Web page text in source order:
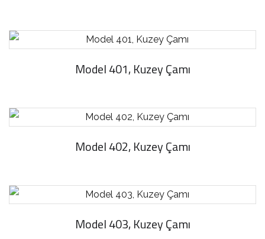
Model 401, Kuzey Çamı
Model 402, Kuzey Çamı
Model 403, Kuzey Çamı